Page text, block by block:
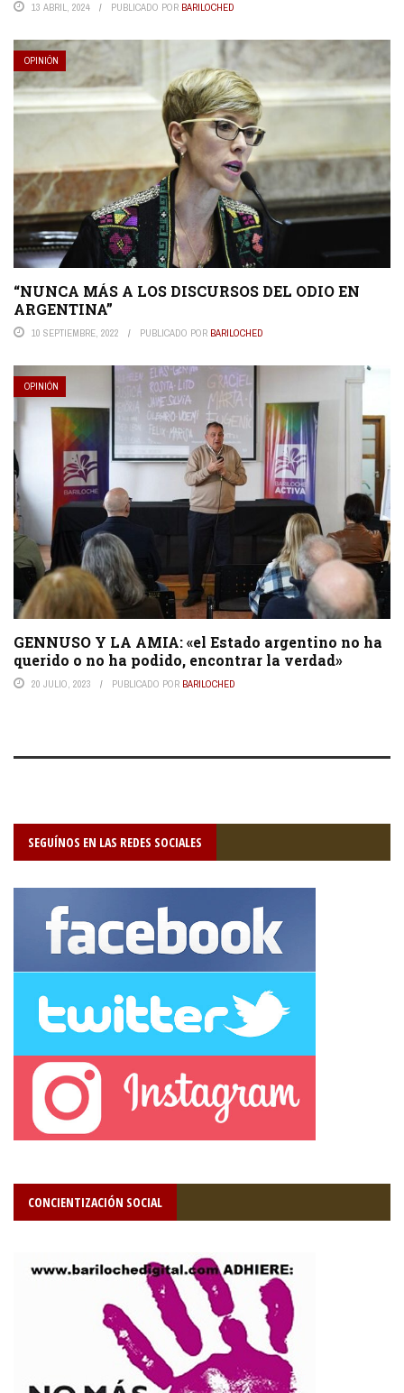
13 ABRIL, 2024 PUBLICADO POR BARILOCHED
OPINIÓN
“NUNCA MÁS A LOS DISCURSOS DEL ODIO EN
ARGENTINA”
10 SEPTIEMBRE, 2022 PUBLICADO POR BARILOCHED
OPINIÓN
GENNUSO Y LA AMIA: «el Estado argentino no ha
querido o no ha podido, encontrar la verdad»
20 JULIO, 2023 PUBLICADO POR BARILOCHED
SEGUÍNOS EN LAS REDES SOCIALES
CONCIENTIZACIÓN SOCIAL